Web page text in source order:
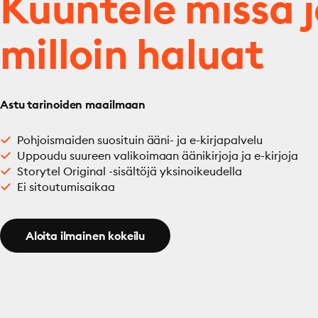
milloin haluat
Astu tarinoiden maailmaan
Pohjoismaiden suosituin ääni- ja e-kirjapalvelu
Uppoudu suureen valikoimaan äänikirjoja ja e-kirjoja
Storytel Original -sisältöjä yksinoikeudella
Ei sitoutumisaikaa
Aloita ilmainen kokeilu